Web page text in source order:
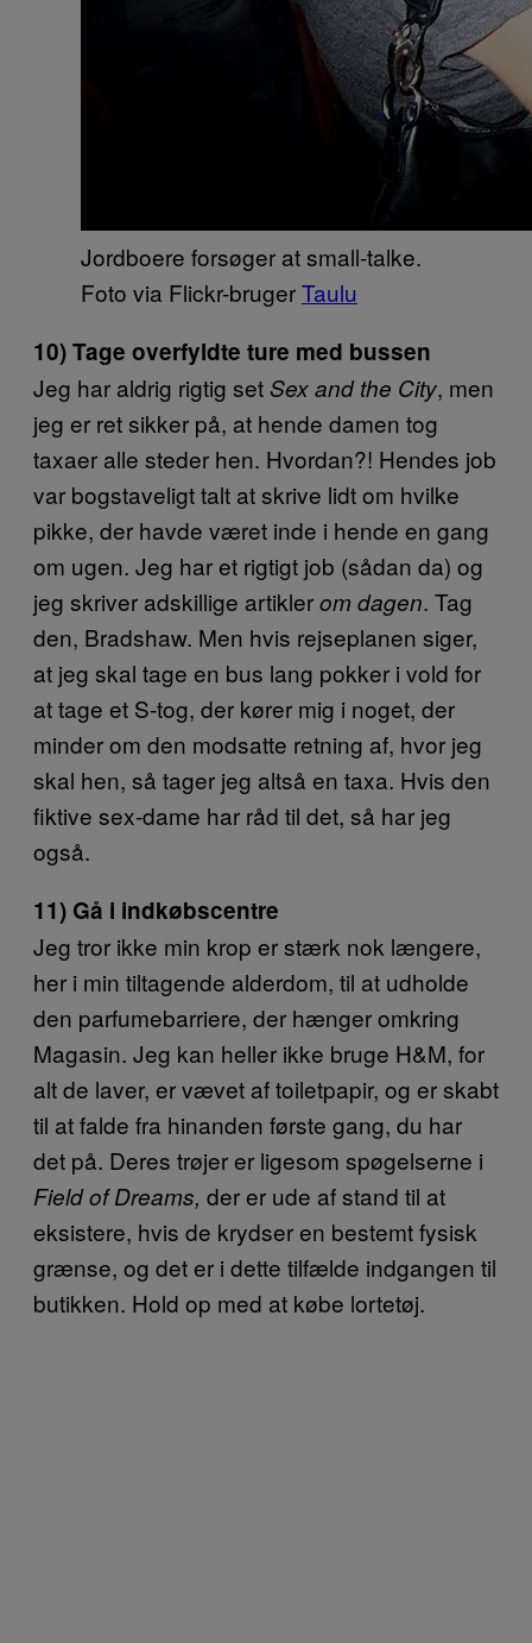
Jordboere forsøger at small-talke.
Foto via Flickr-brugerTaulu
10) Tage overfyldte ture med bussen
Jeg har aldrig rigtig setSex and the City, men
jeg er ret sikker på, at hende damen tog
taxaer alle steder hen. Hvordan?! Hendes job
var bogstaveligt talt at skrive lidt om hvilke
pikke, der havde været inde i hende en gang
om ugen. Jeg har et rigtigt job (sådan da) og
jeg skriver adskillige artiklerom dagen. Tag
den, Bradshaw. Men hvis rejseplanen siger,
at jeg skal tage en bus lang pokker i vold for
at tage et S-tog, der kører mig i noget, der
minder om den modsatte retning af, hvor jeg
skal hen, så tager jeg altså en taxa. Hvis den
fiktive sex-dame har råd til det, så har jeg
også.
11) Gå i indkøbscentre
Jeg tror ikke min krop er stærk nok længere,
her i min tiltagende alderdom, til at udholde
den parfumebarriere, der hænger omkring
Magasin. Jeg kan heller ikke bruge H&M, for
alt de laver, er vævet af toiletpapir, og er skabt
til at falde fra hinanden første gang, du har
det på. Deres trøjer er ligesom spøgelserne i
Field of Dreams, der er ude af stand til at
eksistere, hvis de krydser en bestemt fysisk
grænse, og det er i dette tilfælde indgangen til
butikken. Hold op med at købe lortetøj.